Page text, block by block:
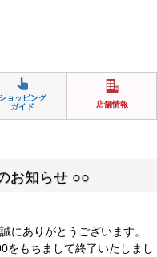
ショッピング
ガイド
店舗情報
お知らせ ○○
にありがとうございます。
をもちまして終了いたしまし